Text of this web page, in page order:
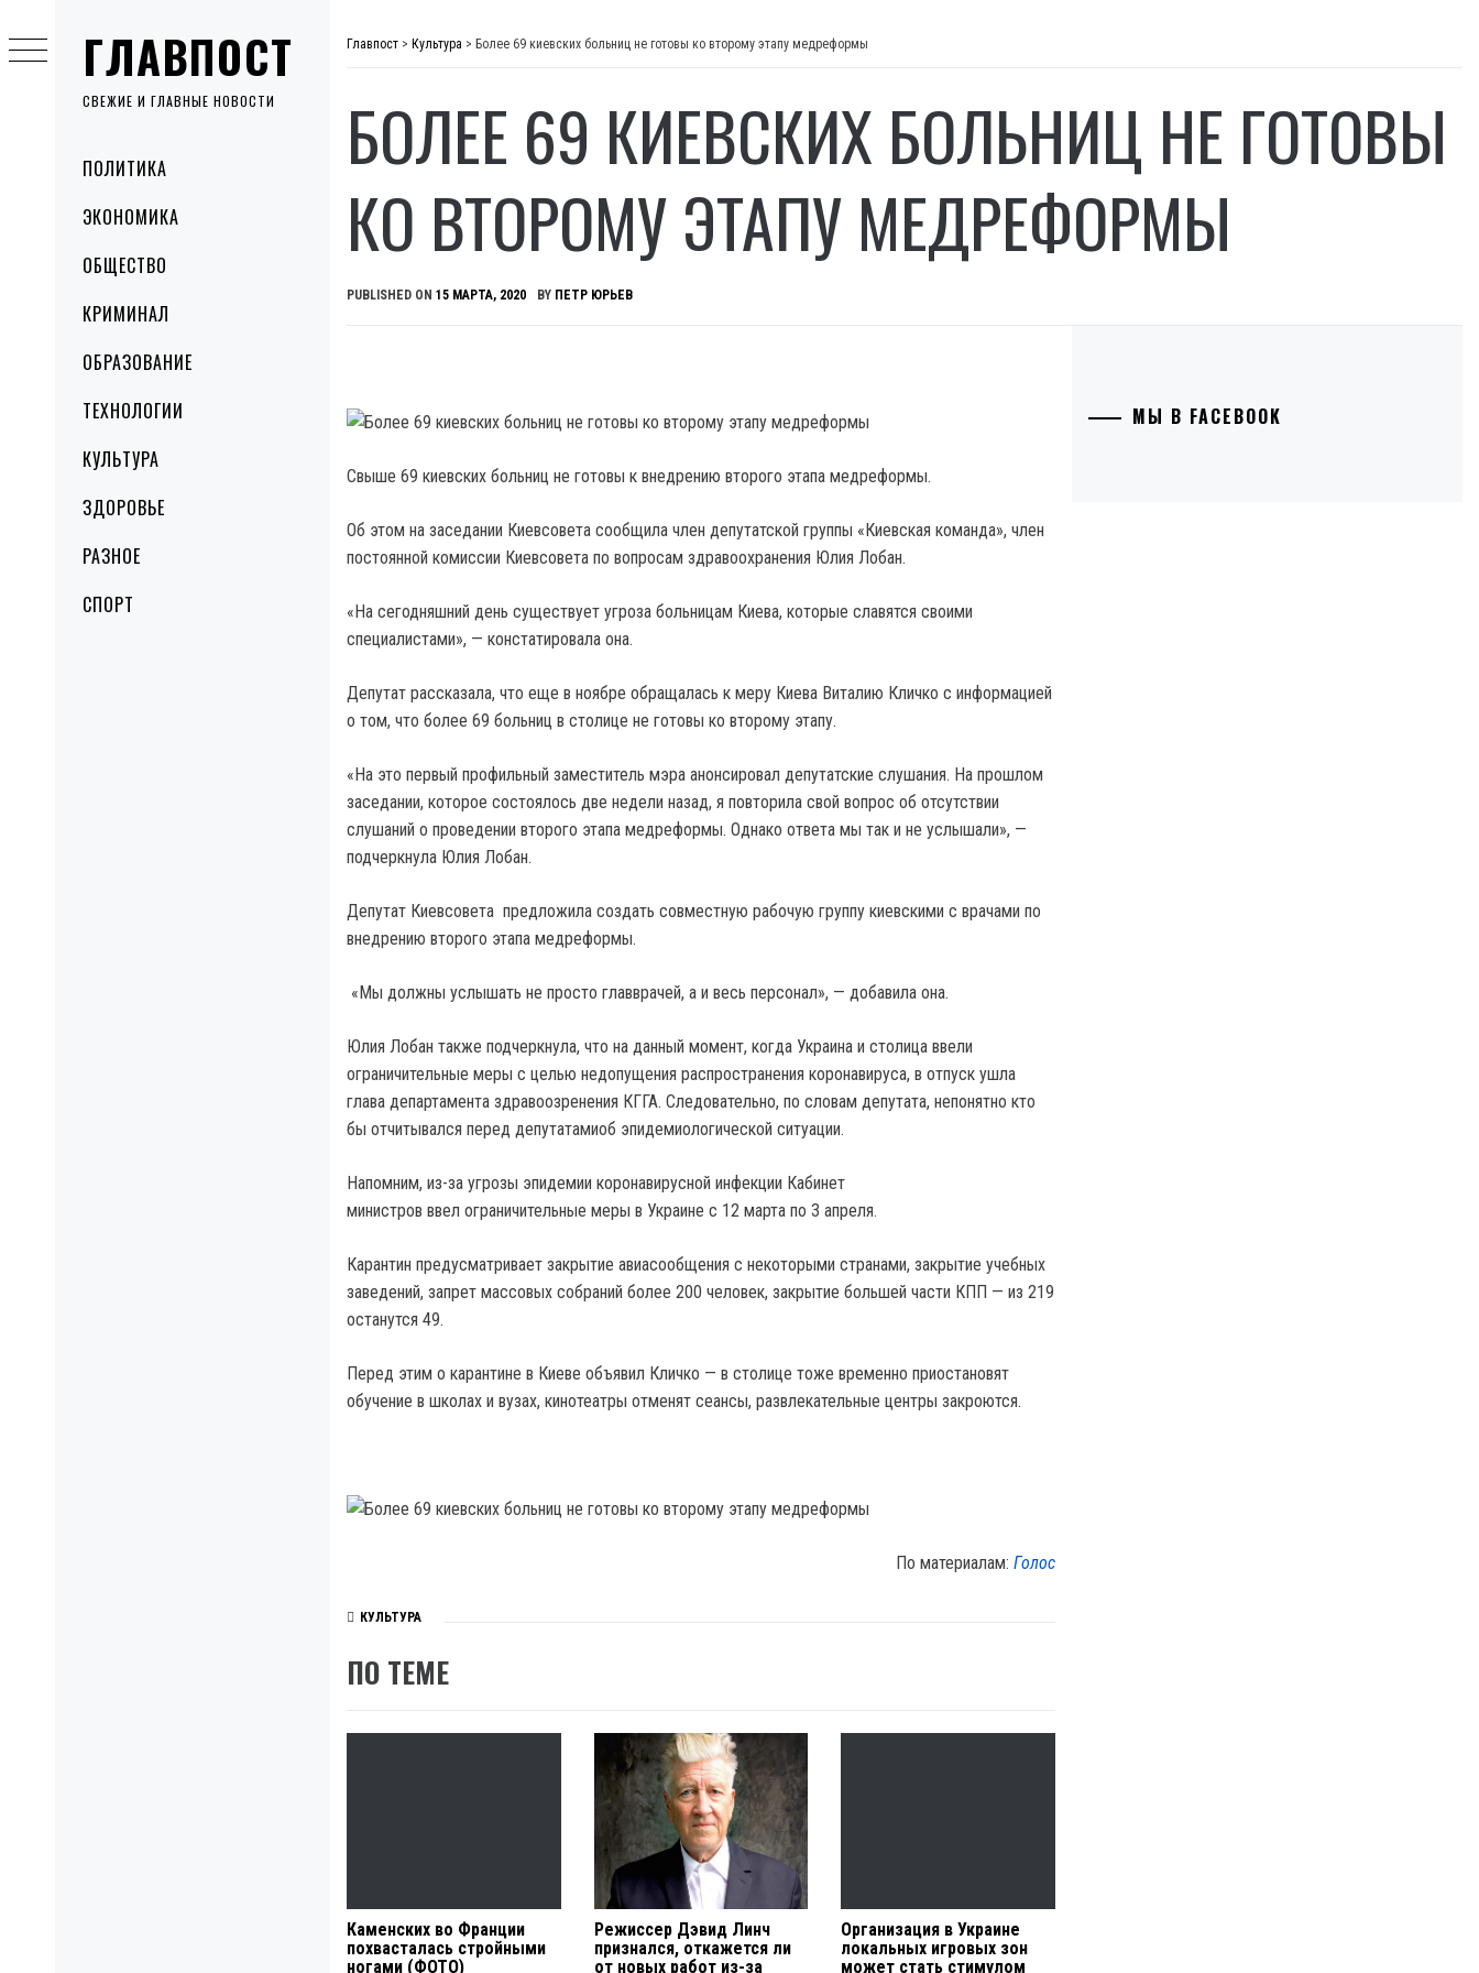
ГЛАВПОСТ
СВЕЖИЕ И ГЛАВНЫЕ НОВОСТИ
MenuПОЛИТИКА
ЭКОНОМИКА
ОБЩЕСТВО
КРИМИНАЛ
ОБРАЗОВАНИЕ
ТЕХНОЛОГИИ
КУЛЬТУРА
ЗДОРОВЬЕ
РАЗНОЕ
СПОРТ
to
content
Главпост > Культура > Более 69 киевских больниц не готовы ко второму этапу медреформы
БОЛЕЕ 69 КИЕВСКИХ БОЛЬНИЦ НЕ ГОТОВЫ
КО ВТОРОМУ ЭТАПУ МЕДРЕФОРМЫ
PUBLISHED ON 15 МАРТА, 2020 BY ПЕТР ЮРЬЕВ
Свыше 69 киевских больниц не готовы к внедрению второго этапа медреформы.
Об этом на заседании Киевсовета сообщила член депутатской группы «Киевская команда», член
постоянной комиссии Киевсовета по вопросам здравоохранения Юлия Лобан.
«На сегодняшний день существует угроза больницам Киева, которые славятся своими
специалистами», — констатировала она.
Депутат рассказала, что еще в ноябре обращалась к меру Киева Виталию Кличко с информацией
о том, что более 69 больниц в столице не готовы ко второму этапу.
«На это первый профильный заместитель мэра анонсировал депутатские слушания. На прошлом
заседании, которое состоялось две недели назад, я повторила свой вопрос об отсутствии
слушаний о проведении второго этапа медреформы. Однако ответа мы так и не услышали», —
подчеркнула Юлия Лобан.
Депутат Киевсовета предложила создать совместную рабочую группу киевскими с врачами по
внедрению второго этапа медреформы.
«Мы должны услышать не просто главврачей, а и весь персонал», — добавила она.
Юлия Лобан также подчеркнула, что на данный момент, когда Украина и столица ввели
ограничительные меры с целью недопущения распространения коронавируса, в отпуск ушла
глава департамента здравоозренения КГГА. Следовательно, по словам депутата, непонятно кто
бы отчитывался перед депутатамиоб эпидемиологической ситуации.
Напомним, из-за угрозы эпидемии коронавирусной инфекции Кабинет
министров ввел ограничительные меры в Украине с 12 марта по 3 апреля.
Карантин предусматривает закрытие авиасообщения с некоторыми странами, закрытие учебных
заведений, запрет массовых собраний более 200 человек, закрытие большей части КПП — из 219
останутся 49.
Перед этим о карантине в Киеве объявил Кличко — в столице тоже временно приостановят
обучение в школах и вузах, кинотеатры отменят сеансы, развлекательные центры закроются.
По материалам:Голос
КУЛЬТУРА
ПО ТЕМЕ
Каменских во Франции
похвасталась стройными
ногами (ФОТО)
Режиссер Дэвид Линч
признался, откажется ли
от новых работ из-за
Организация в Украине
локальных игровых зон
может стать стимулом
МЫ В FACEBOOK